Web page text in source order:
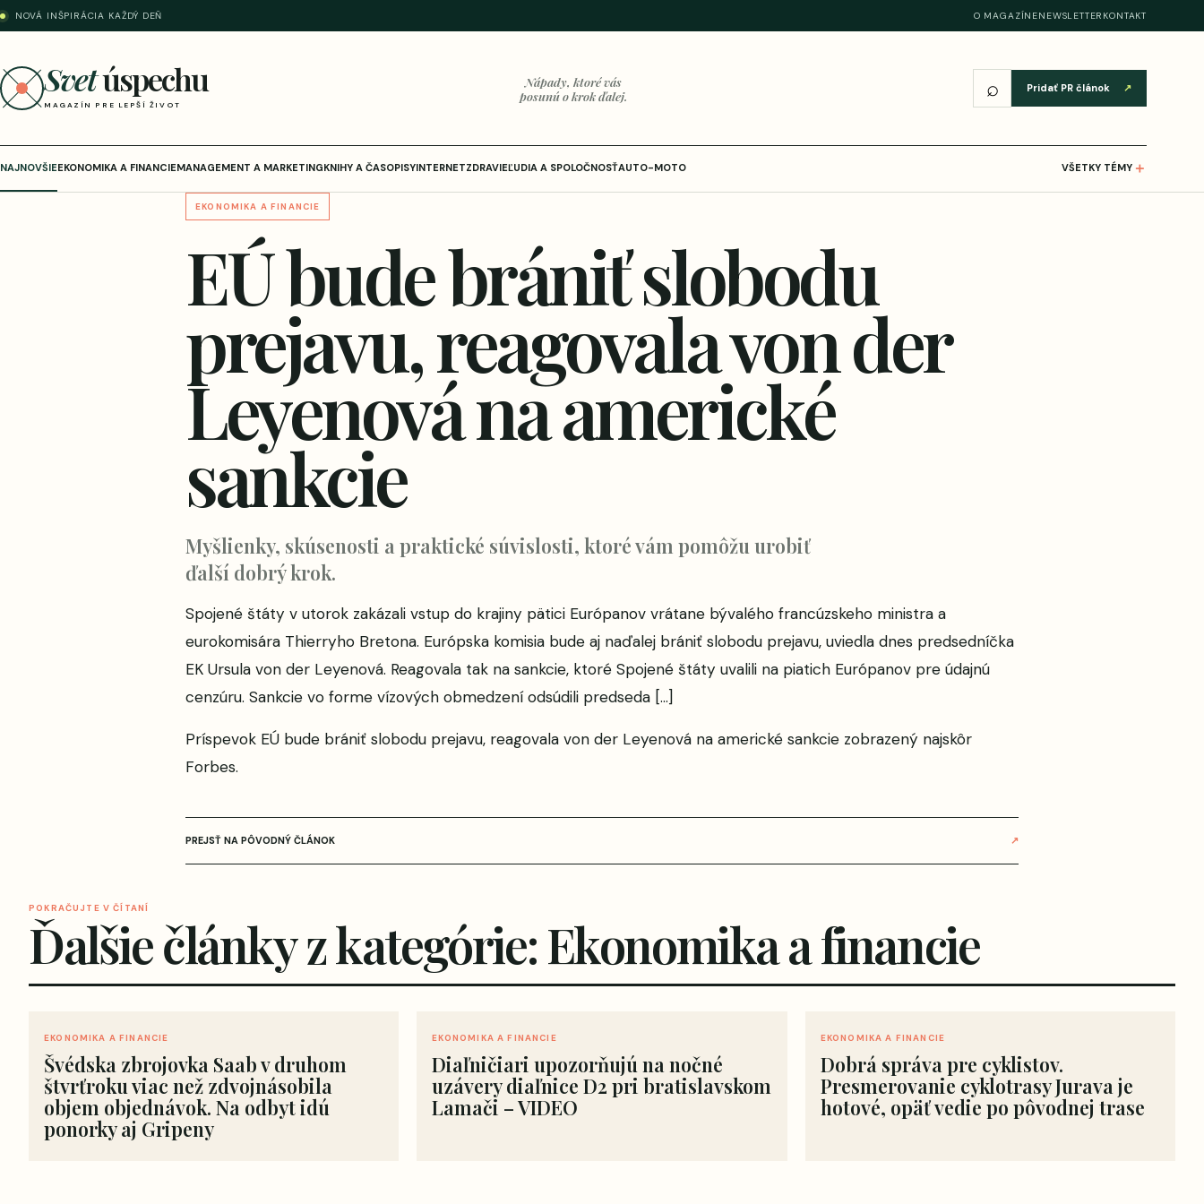
NOVÁ INŠPIRÁCIA KAŽDÝ DEŇ O MAGAZÍNENEWSLETTER KONTAKT
Svetúspechu
MAGAZÍN PRE LEPŠÍ ŽIVOT
Nápady, ktoré vás
posunú o krok ďalej.
⌕ Pridať PR článok ↗
NAJNOVŠIEEKONOMIKA A FINANCIEMANAGEMENT A MARKETINGKNIHY A ČASOPISYINTERNETZDRAVIEĽUDIA A SPOLOČNOSŤAUTO-MOTO VŠETKY TÉMY ＋
EKONOMIKA A FINANCIE
EÚ bude brániť slobodu
prejavu, reagovala von der
Leyenová na americké
sankcie
Myšlienky, skúsenosti a praktické súvislosti, ktoré vám pomôžu urobiť
ďalší dobrý krok.
Spojené štáty v utorok zakázali vstup do krajiny pätici Európanov vrátane bývalého francúzskeho ministra a
eurokomisára Thierryho Bretona. Európska komisia bude aj naďalej brániť slobodu prejavu, uviedla dnes predsedníčka
EK Ursula von der Leyenová. Reagovala tak na sankcie, ktoré Spojené štáty uvalili na piatich Európanov pre údajnú
cenzúru. Sankcie vo forme vízových obmedzení odsúdili predseda […]
Príspevok EÚ bude brániť slobodu prejavu, reagovala von der Leyenová na americké sankcie zobrazený najskôr
Forbes.
PREJSŤ NA PÔVODNÝ ČLÁNOK ↗
POKRAČUJTE V ČÍTANÍ
Ďalšie články z kategórie: Ekonomika a financie
EKONOMIKA A FINANCIE
Švédska zbrojovka Saab v druhom
štvrťroku viac než zdvojnásobila
objem objednávok. Na odbyt idú
ponorky aj Gripeny
EKONOMIKA A FINANCIE
Diaľničiari upozorňujú na nočné
uzávery diaľnice D2 pri bratislavskom
Lamači – VIDEO
EKONOMIKA A FINANCIE
Dobrá správa pre cyklistov.
Presmerovanie cyklotrasy Jurava je
hotové, opäť vedie po pôvodnej trase